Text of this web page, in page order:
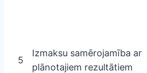
5
Izmaksu samērojamība ar
plānotajiem rezultātiem